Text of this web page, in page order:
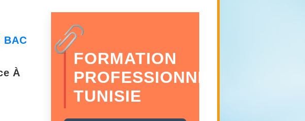
FORMATION
PROFESSIONNELLE
TUNISIE
BAC
À